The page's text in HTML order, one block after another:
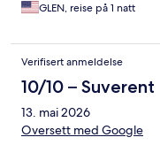
GLEN, reise på 1 natt
Verifisert anmeldelse
10/10 – Suverent
13. mai 2026
Oversett med Google